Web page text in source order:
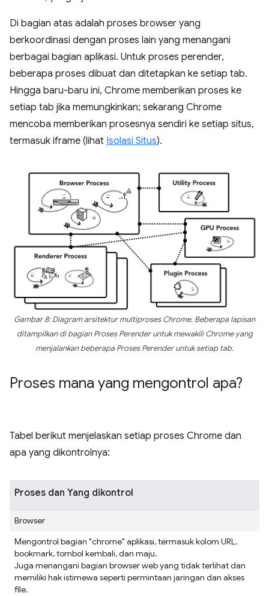
Di bagian atas adalah proses browser yang
berkoordinasi dengan proses lain yang menangani
berbagai bagian aplikasi. Untuk proses perender,
beberapa proses dibuat dan ditetapkan ke setiap tab.
Hingga baru-baru ini, Chrome memberikan proses ke
setiap tab jika memungkinkan; sekarang Chrome
mencoba memberikan prosesnya sendiri ke setiap situs,
termasuk iframe (lihat Isolasi Situs).
Gambar 8: Diagram arsitektur multiproses Chrome. Beberapa lapisan
ditampilkan di bagian Proses Perender untuk mewakili Chrome yang
menjalankan beberapa Proses Perender untuk setiap tab.
Proses mana yang mengontrol apa?
Tabel berikut menjelaskan setiap proses Chrome dan
apa yang dikontrolnya:
Proses dan Yang dikontrol
Browser
Mengontrol bagian "chrome" aplikasi, termasuk kolom URL,
bookmark, tombol kembali, dan maju.
Juga menangani bagian browser web yang tidak terlihat dan
memiliki hak istimewa seperti permintaan jaringan dan akses
file.